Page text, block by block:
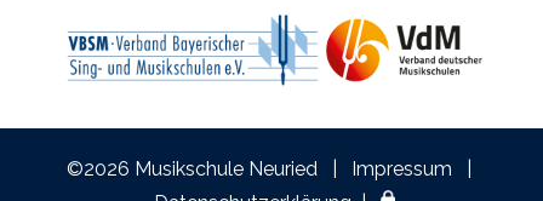
©2026 Musikschule Neuried | Impressum